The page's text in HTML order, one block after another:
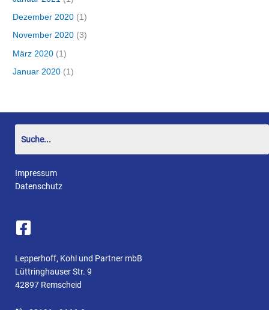
Dezember 2020 (1)
November 2020 (3)
März 2020 (1)
Januar 2020 (1)
Lepperhoff, Kohl und Partner mbB
Lüttringhauser Str. 9
42897 Remscheid
Impressum
Datenschutz